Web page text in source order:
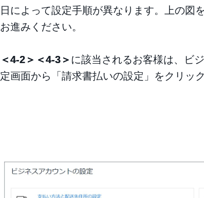
日によって設定手順が異なります。上の図
お進みください。
＜4-2＞＜4-3＞ に該当されるお客様は、ビ
定画面から「請求書払いの設定」をクリッ